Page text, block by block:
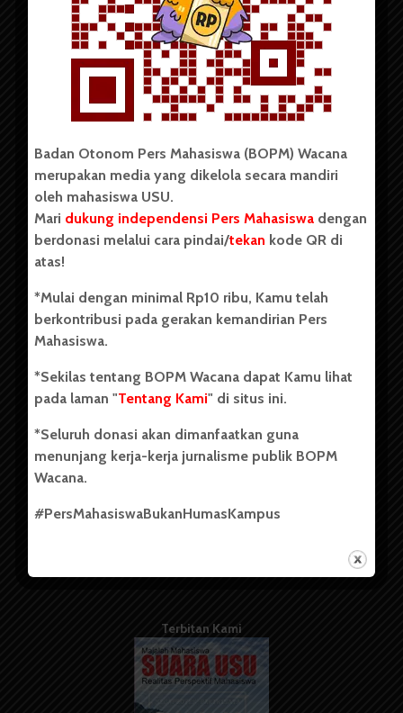
Copyright © 2023. All rights reserved BOPM WACANA.
Badan Otonom Pers Mahasiswa (BOPM) Wacana merupakan
pers mahasiswa yang berdiri di luar kampus dan dikelola
secara mandiri oleh mahasiswa Universitas Sumatera Utara
(USU). Sebelumnya BOPM Wacana merupakan salah satu
Unit Kegiatan Mahasiswa (UKM) di Universitas Sumatera
berdiri pada 1 Juli 1995.
Kontribusi
Info Iklan
Pedoman Media Siber
Kode Etik Jurnalistik
Terbitan Kami
Badan Otonom Pers Mahasiswa (BOPM) Wacana
merupakan media yang dikelola secara mandiri
oleh mahasiswa USU.
Mari dukung independensi Pers Mahasiswa dengan
berdonasi melalui cara pindai/tekan kode QR di
atas!
*Mulai dengan minimal Rp10 ribu, Kamu telah
berkontribusi pada gerakan kemandirian Pers
Mahasiswa.
*Sekilas tentang BOPM Wacana dapat Kamu lihat
pada laman "Tentang Kami" di situs ini.
*Seluruh donasi akan dimanfaatkan guna
menunjang kerja-kerja jurnalisme publik BOPM
Wacana.
#PersMahasiswaBukanHumasKampus